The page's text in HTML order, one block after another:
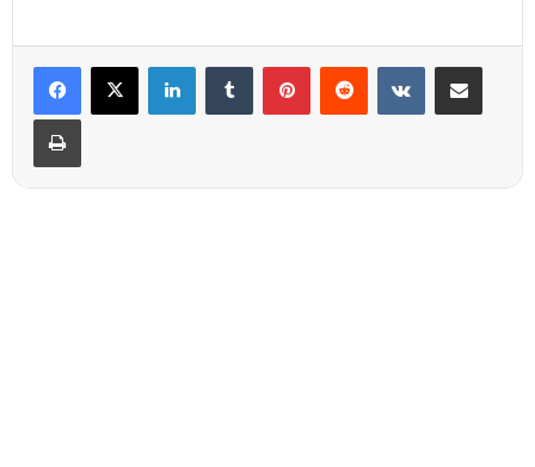
LinkedinTumblr PinterestReddit VKontaktePartager par email
Imprimer